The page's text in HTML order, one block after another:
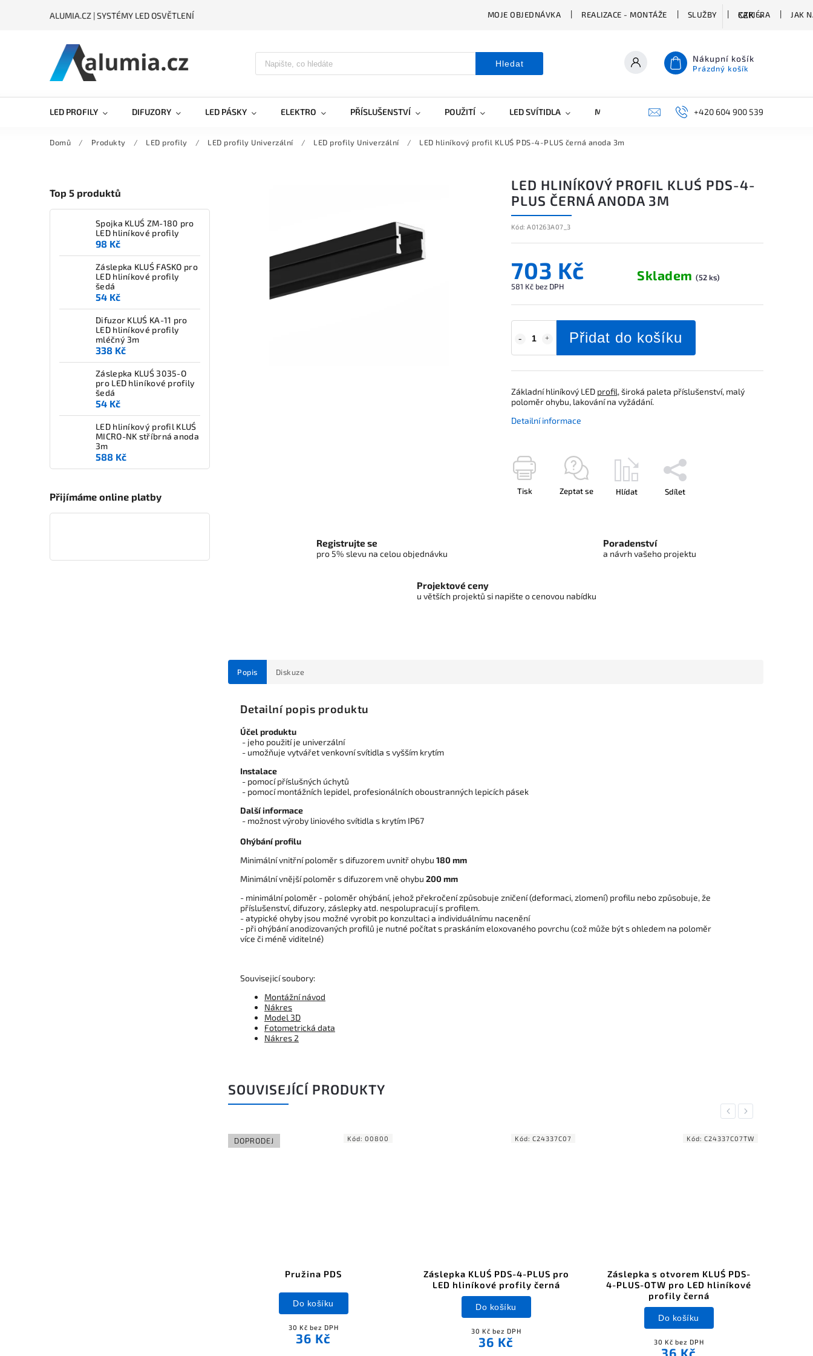
ALUMIA.CZ | SYSTÉMY LED OSVĚTLENÍ MOJE OBJEDNÁVKA REALIZACE - MONTÁŽE SLUŽBY KARIÉRA JAK
CZK
Hledat Nákupní košík
Prázdný košík
LED PROFILY DIFUZORY LED PÁSKY ELEKTRO PŘÍSLUŠENSTVÍ POUŽITÍ LED SVÍTIDLA MARKETING KONTAKTY+420 604 900 539
Domů / Produkty / LED profily / LED profily Univerzální / LED profily Univerzální / LED hliníkový profil KLUŚ PDS-4-PLUS černá anoda 3m
Top 5 produktů
Spojka KLUŚ ZM-180 pro
LED hliníkové profily
98 Kč
Záslepka KLUŚ FASKO pro
LED hliníkové profily
šedá
54 Kč
Difuzor KLUŚ KA-11 pro
LED hliníkové profily
mléčný 3m
338 Kč
Záslepka KLUŚ 3035-O
pro LED hliníkové profily
šedá
54 Kč
LED hliníkový profil KLUŚ
MICRO-NK stříbrná anoda
3m
588 Kč
Přijímáme online platby
LED HLINÍKOVÝ PROFIL KLUŚ PDS-4-
PLUS ČERNÁ ANODA 3M
Kód: A01263A07_3
703 Kč
581 Kč bez DPH
Skladem(52 ks)
Přidat do košíku
Základní hliníkový LED profil, široká paleta příslušenství, malý
poloměr ohybu, lakování na vyžádání.
Detailní informace
Tisk Zeptat se Hlídat Sdílet
Registrujte se
pro 5% slevu na celou objednávku
Poradenství
a návrh vašeho projektu
Projektové ceny
u větších projektů si napište o cenovou nabídku
Popis Diskuze
Detailní popis produktu
Účel produktu
- jeho použití je univerzální
- umožňuje vytvářet venkovní svítidla s vyšším krytím
Instalace
- pomocí příslušných úchytů
- pomocí montážních lepidel, profesionálních oboustranných lepicích pásek
Další informace
- možnost výroby liniového svítidla s krytím IP67
Ohýbání profilu
Minimální vnitřní poloměr s difuzorem uvnitř ohybu 180 mm
Minimální vnější poloměr s difuzorem vně ohybu 200 mm
- minimální poloměr - poloměr ohýbání, jehož překročení způsobuje zničení (deformaci, zlomení) profilu nebo způsobuje, že
příslušenství, difuzory, záslepky atd. nespolupracují s profilem.
- atypické ohyby jsou možné vyrobit po konzultaci a individuálnímu nacenění
- při ohýbání anodizovaných profilů je nutné počítat s praskáním eloxovaného povrchu (což může být s ohledem na poloměr
více či méně viditelné)
Souvisejicí soubory:
Montážní návod
Nákres
Model 3D
Fotometrická data
Nákres 2
SOUVISEJÍCÍ PRODUKTY
Previous
DOPRODEJ
Pružina PDS
30 Kč bez DPH
36 Kč
Do košíku
Kód: 00800
Záslepka KLUŚ PDS-4-PLUS pro
LED hliníkové profily černá
30 Kč bez DPH
36 Kč
Do košíku
Kód: C24337C07
Záslepka s otvorem KLUŚ PDS-
4-PLUS-OTW pro LED hliníkové
profily černá
30 Kč bez DPH
36 Kč
Do košíku
Kód: C24337C07TW
Next